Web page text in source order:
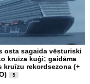
osta sagaida vēsturiski
kruīza kuģi; gaidāma
kruīzu rekordsezona (+
5